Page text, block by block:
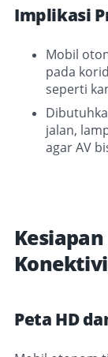
Implikasi
Mobil
pada
seperti
jalan,
agar AV
Peta HD